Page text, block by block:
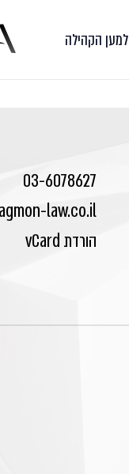
למען הקהילה
03-6078627
law.co.il
הורדת vCard